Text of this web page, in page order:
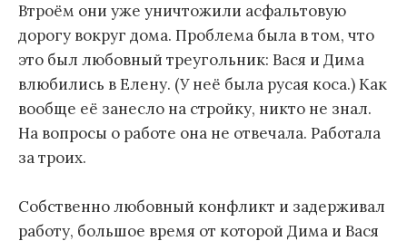
Втроём они уже уничтожили асфальтовую
дорогу вокруг дома. Проблема была в том, что
это был любовный треугольник: Вася и Дима
влюбились в Елену. (У неё была русая коса.) Как
вообще её занесло на стройку, никто не знал.
На вопросы о работе она не отвечала. Работала
за троих.
Собственно любовный конфликт и задерживал
работу, большое время от которой Дима и Вася